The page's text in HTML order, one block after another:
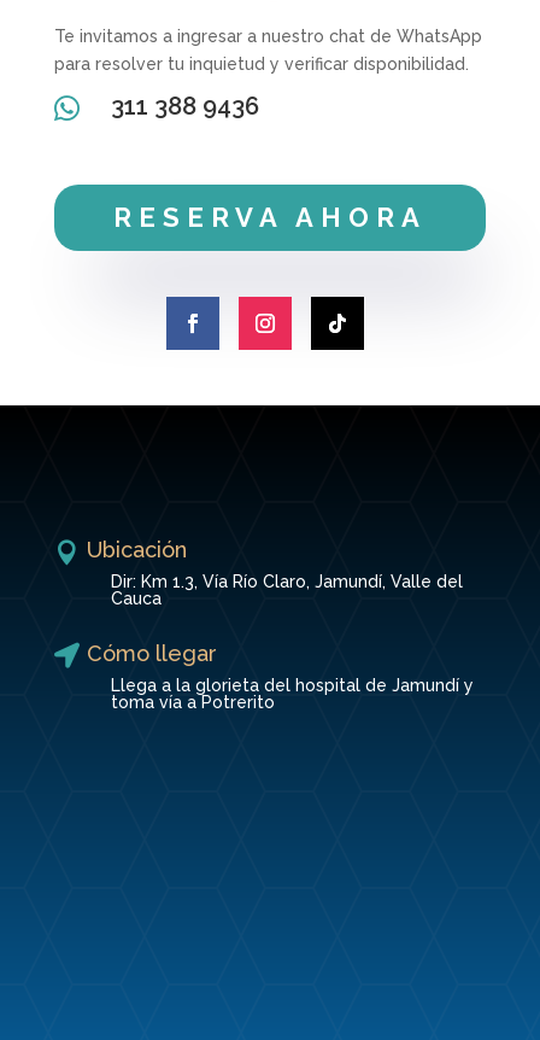
Te invitamos a ingresar a nuestro chat de WhatsApp
para resolver tu inquietud y verificar disponibilidad.
 311 388 9436
RESERVA AHORA
 Ubicación
Dir: Km 1.3, Vía Río Claro, Jamundí, Valle del
Cauca
 Cómo llegar
Llega a la glorieta del hospital de Jamundí y
toma vía a Potrerito